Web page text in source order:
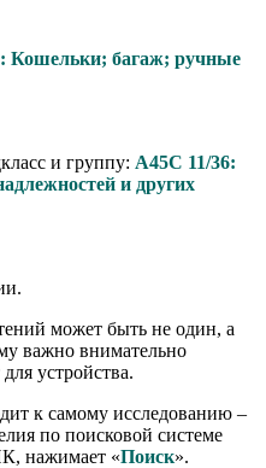
Кошельки; багаж; ручные
и группу: А45С 11/36:
и других
может быть не один, а
важно внимательно
устройства.
к самому исследованию –
по поисковой системе
нажимает «Поиск».